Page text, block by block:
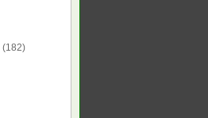
(182)